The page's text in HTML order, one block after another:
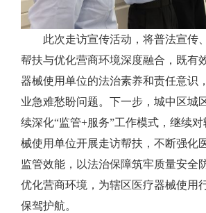
此次走访宣传活动，将普法宣传
帮扶与优化营商环境深度融合，既有
器械使用单位的法治素养和责任意识
业急难愁盼问题。下一步，城中区城
续深化“监管+服务”工作模式，继续
械使用单位开展走访帮扶，不断强化
监管效能，以法治保障筑牢质量安全
优化营商环境，为辖区医疗器械使用
保驾护航。